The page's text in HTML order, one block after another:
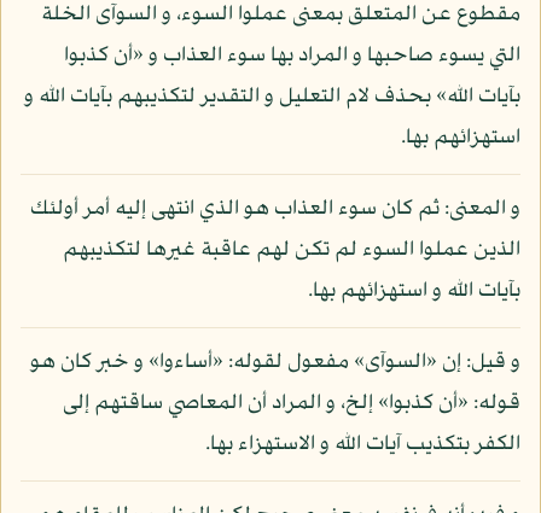
مقطوع عن المتعلق بمعنى عملوا السوء، و السوآى الخلة
التي يسوء صاحبها و المراد بها سوء العذاب و «أن كذبوا
بآيات الله» بحذف لام التعليل و التقدير لتكذيبهم بآيات الله و
استهزائهم بها.
و المعنى: ثم كان سوء العذاب هو الذي انتهى إليه أمر أولئك
الذين عملوا السوء لم تكن لهم عاقبة غيرها لتكذيبهم
بآيات الله و استهزائهم بها.
و قيل: إن «السوآى» مفعول لقوله: «أساءوا» و خبر كان هو
قوله: «أن كذبوا» إلخ، و المراد أن المعاصي ساقتهم إلى
الكفر بتكذيب آيات الله و الاستهزاء بها.